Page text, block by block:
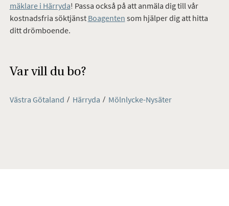
mäklare i Härryda! Passa också på att anmäla dig till vår
kostnadsfria söktjänst Boagenten som hjälper dig att hitta
ditt drömboende.
Var vill du bo?
Västra Götaland Härryda Mölnlycke-Nysäter